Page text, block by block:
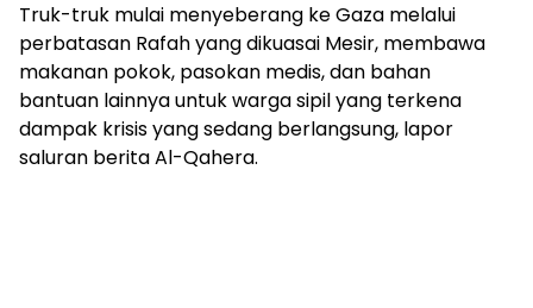
Truk-truk mulai menyeberang ke Gaza melalui
perbatasan Rafah yang dikuasai Mesir, membawa
makanan pokok, pasokan medis, dan bahan
bantuan lainnya untuk warga sipil yang terkena
dampak krisis yang sedang berlangsung, lapor
saluran berita Al-Qahera.